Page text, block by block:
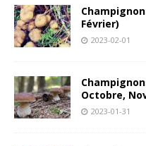
Février)
2023-02-01
Octobre,
2023-01-31